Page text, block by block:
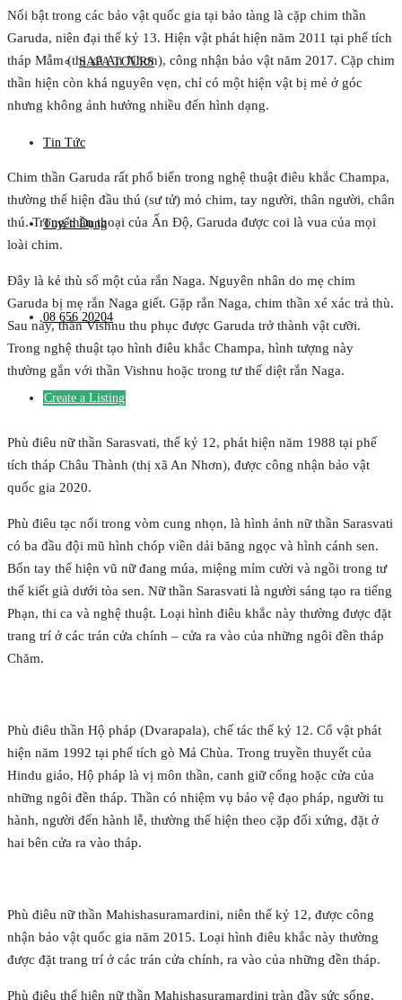
SAPA TOURS
Tin Tức
Tuyển Dụng
08 656 20204
Create a Listing
Nổi bật trong các bảo vật quốc gia tại bảo tàng là cặp chim thần
Garuda, niên đại thế kỷ 13. Hiện vật phát hiện năm 2011 tại phế tích
tháp Mẫm (thị xã An Nhơn), công nhận bảo vật năm 2017. Cặp chim
thần hiện còn khá nguyên vẹn, chỉ có một hiện vật bị mẻ ở góc
nhưng không ảnh hưởng nhiều đến hình dạng.
Chim thần Garuda rất phổ biến trong nghệ thuật điêu khắc Champa,
thường thể hiện đầu thú (sư tử) mỏ chim, tay người, thân người, chân
thú. Trong thần thoại của Ấn Độ, Garuda được coi là vua của mọi
loài chim.
Đây là kẻ thù số một của rắn Naga. Nguyên nhân do mẹ chim
Garuda bị mẹ rắn Naga giết. Gặp rắn Naga, chim thần xé xác trả thù.
Sau này, thần Vishnu thu phục được Garuda trở thành vật cưỡi.
Trong nghệ thuật tạo hình điêu khắc Champa, hình tượng này
thường gắn với thần Vishnu hoặc trong tư thế diệt rắn Naga.
Phù điêu nữ thần Sarasvati, thế kỷ 12, phát hiện năm 1988 tại phế
tích tháp Châu Thành (thị xã An Nhơn), được công nhận bảo vật
quốc gia 2020.
Phù điêu tạc nổi trong vòm cung nhọn, là hình ảnh nữ thần Sarasvati
có ba đầu đội mũ hình chóp viền dải băng ngọc và hình cánh sen.
Bốn tay thể hiện vũ nữ đang múa, miệng mỉm cười và ngồi trong tư
thế kiết già dưới tòa sen. Nữ thần Sarasvati là người sáng tạo ra tiếng
Phạn, thi ca và nghệ thuật. Loại hình điêu khắc này thường được đặt
trang trí ở các trán cửa chính – cửa ra vào của những ngôi đền tháp
Chăm.
Phù điêu thần Hộ pháp (Dvarapala), chế tác thế kỷ 12. Cổ vật phát
hiện năm 1992 tại phế tích gò Mả Chùa. Trong truyền thuyết của
Hindu giáo, Hộ pháp là vị môn thần, canh giữ cổng hoặc cửa của
những ngôi đền tháp. Thần có nhiệm vụ bảo vệ đạo pháp, người tu
hành, người đến hành lễ, thường thể hiện theo cặp đối xứng, đặt ở
hai bên cửa ra vào tháp.
Phù điêu nữ thần Mahishasuramardini, niên thế kỷ 12, được công
nhận bảo vật quốc gia năm 2015. Loại hình điêu khắc này thường
được đặt trang trí ở các trán cửa chính, ra vào của những đền tháp.
Phù điêu thể hiện nữ thần Mahishasuramardini tràn đầy sức sống,